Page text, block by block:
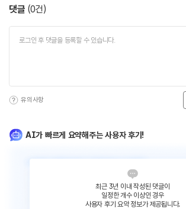
댓글 (0건)
유의사항
AI가 빠르게 요약해주는 사용자 후기!
최근 3년 이내 작성된 댓글이
일정한 개수 이상인 경우
사용자 후기 요약 정보가 제공됩니다.